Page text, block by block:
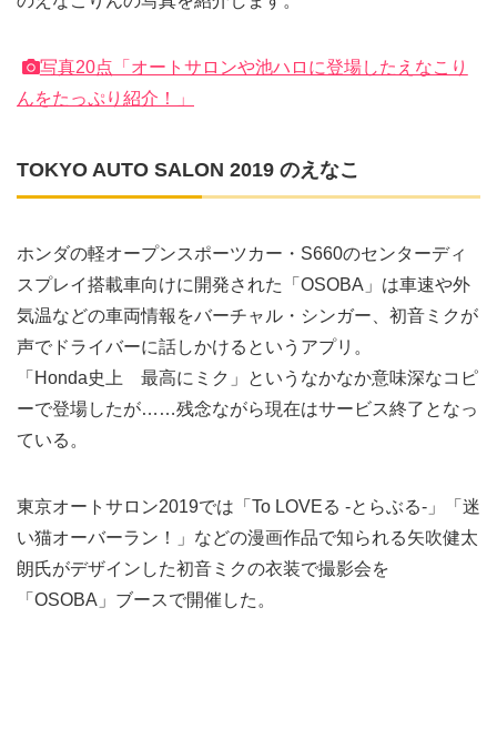
写真20点「オートサロンや池ハロに登場したえなこり
んをたっぷり紹介！」
TOKYO AUTO SALON 2019 のえなこ
ホンダの軽オープンスポーツカー・S660のセンターディ
スプレイ搭載車向けに開発された「OSOBA」は車速や外
気温などの車両情報をバーチャル・シンガー、初音ミクが
声でドライバーに話しかけるというアプリ。
「Honda史上 最高にミク」というなかなか意味深なコピ
ーで登場したが……残念ながら現在はサービス終了となっ
ている。
東京オートサロン2019では「To LOVEる -とらぶる-」「迷
い猫オーバーラン！」などの漫画作品で知られる矢吹健太
朗氏がデザインした初音ミクの衣装で撮影会を
「OSOBA」ブースで開催した。